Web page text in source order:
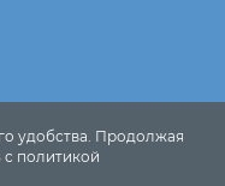
удобства. Продолжая
с политикой